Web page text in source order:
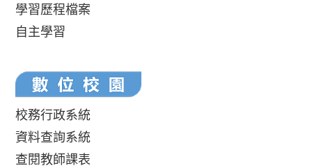
學習歷程檔案
自主學習
校務行政系統
資料查詢系統
查閱教師課表